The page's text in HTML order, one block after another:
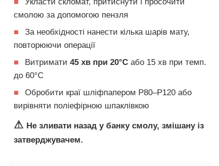
смолою за допомогою пензля
■
За необхідності нанести кілька шарів мату,
повторюючи операції
■
Витримати 45 хв при 20°C або 15 хв при темп.
до 60°C
■
Обробити краї шліфпапером P80–P120 або
вирівняти поліефірною шпаклівкою
⚠ Не зливати назад у банку смолу, змішану із
затверджувачем.